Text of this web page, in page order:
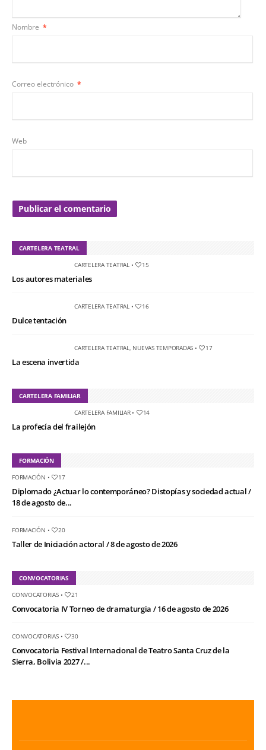
Nombre *
Correo electrónico *
Web
CARTELERA TEATRAL
CARTELERA TEATRAL• 15
Los autores materiales
CARTELERA TEATRAL• 16
Dulce tentación
CARTELERA TEATRAL, NUEVAS TEMPORADAS • 17
La escena invertida
CARTELERA FAMILIAR
CARTELERA FAMILIAR• 14
La profecía del frailejón
FORMACIÓN
FORMACIÓN • 17
Diplomado ¿Actuar lo contemporáneo? Distopías y sociedad actual /
18 de agosto de...
FORMACIÓN • 20
Taller de Iniciación actoral / 8 de agosto de 2026
CONVOCATORIAS
CONVOCATORIAS• 21
Convocatoria IV Torneo de dramaturgia / 16 de agosto de 2026
CONVOCATORIAS• 30
Convocatoria Festival Internacional de Teatro Santa Cruz de la
Sierra, Bolivia 2027 /...